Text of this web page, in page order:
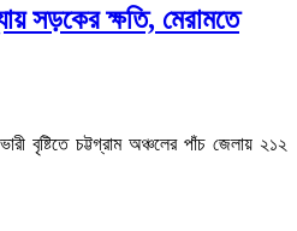
সড়কের ক্ষতি, মেরামতে
বৃষ্টিতে চট্টগ্রাম অঞ্চলের পাঁচ জেলায় ২১২